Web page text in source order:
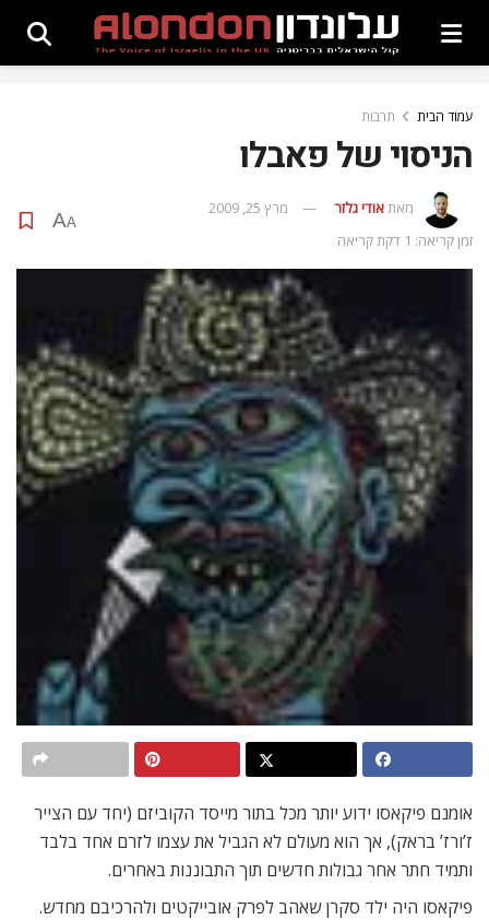
עמוד הבית תרבות
הניסוי של פאבלו
מאתאודי גלזר
מרץ 25, 2009
זמן קריאה: 1 דקת קריאה
A
A
אומנם פיקאסו ידוע יותר מכל בתור מייסד הקוביזם (יחד עם הצייר
ז’ורז’ בראק), אך הוא מעולם לא הגביל את עצמו לזרם אחד בלבד
ותמיד חתר אחר גבולות חדשים תוך התבוננות באחרים.
פיקאסו היה ילד סקרן שאהב לפרק אובייקטים ולהרכיבם מחדש.